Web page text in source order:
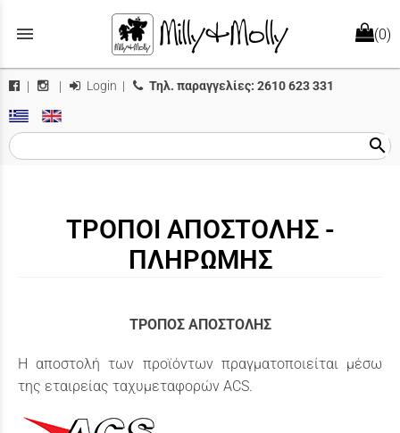
menu (0)
| | Login | Τηλ. παραγγελίες: 2610 623 331
search
ΤΡΟΠΟΙ ΑΠΟΣΤΟΛΗΣ -
ΠΛΗΡΩΜΗΣ
ΤΡΟΠΟΣ ΑΠΟΣΤΟΛΗΣ
Η αποστολή των προϊόντων πραγματοποιείται μέσω
της εταιρείας ταχυμεταφορών ACS.